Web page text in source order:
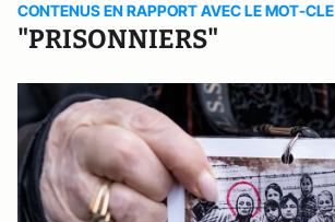
CONTENUS EN RAPPORT AVEC LE MOT-CLE
"PRISONNIERS"